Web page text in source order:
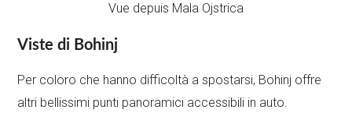
Vue depuis Mala Ojstrica
Viste di Bohinj
Per coloro che hanno difficoltà a spostarsi, Bohinj offre
altri bellissimi punti panoramici accessibili in auto.